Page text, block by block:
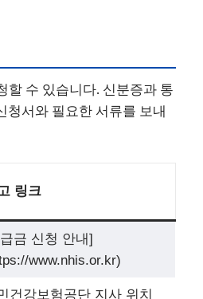
할 수 있습니다. 신분증과 통
청서와 필요한 서류를 보내
링크
금 신청 안내]
www.nhis.or.kr)
건강보험공단 지사 위치